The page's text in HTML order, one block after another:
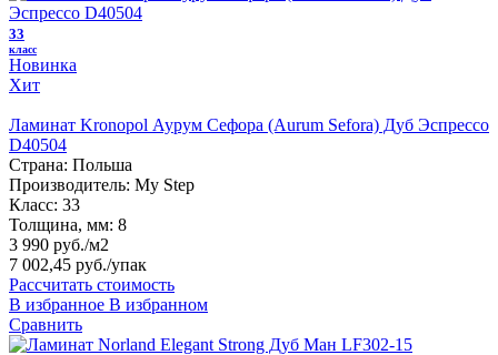
33
класс
Новинка
Хит
Ламинат Kronopol Аурум Сефора (Aurum Sefora) Дуб Эспрессо
D40504
Страна: Польша
Производитель: My Step
Класс: 33
Толщина, мм: 8
3 990 руб./м2
7 002,45 руб./упак
Рассчитать стоимость
В избранное В избранном
Сравнить